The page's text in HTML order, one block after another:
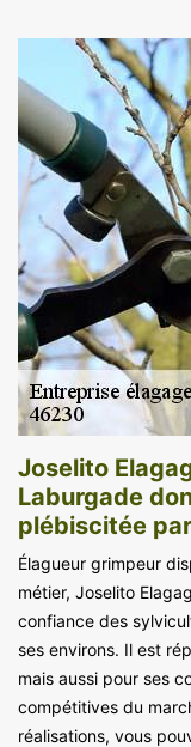
Joselito
Laburgade
plébiscitée
Élagueur grimpeur
métier, Joselito
confiance des
ses environs. Il est
mais aussi pour ses
compétitives du
réalisations, vous